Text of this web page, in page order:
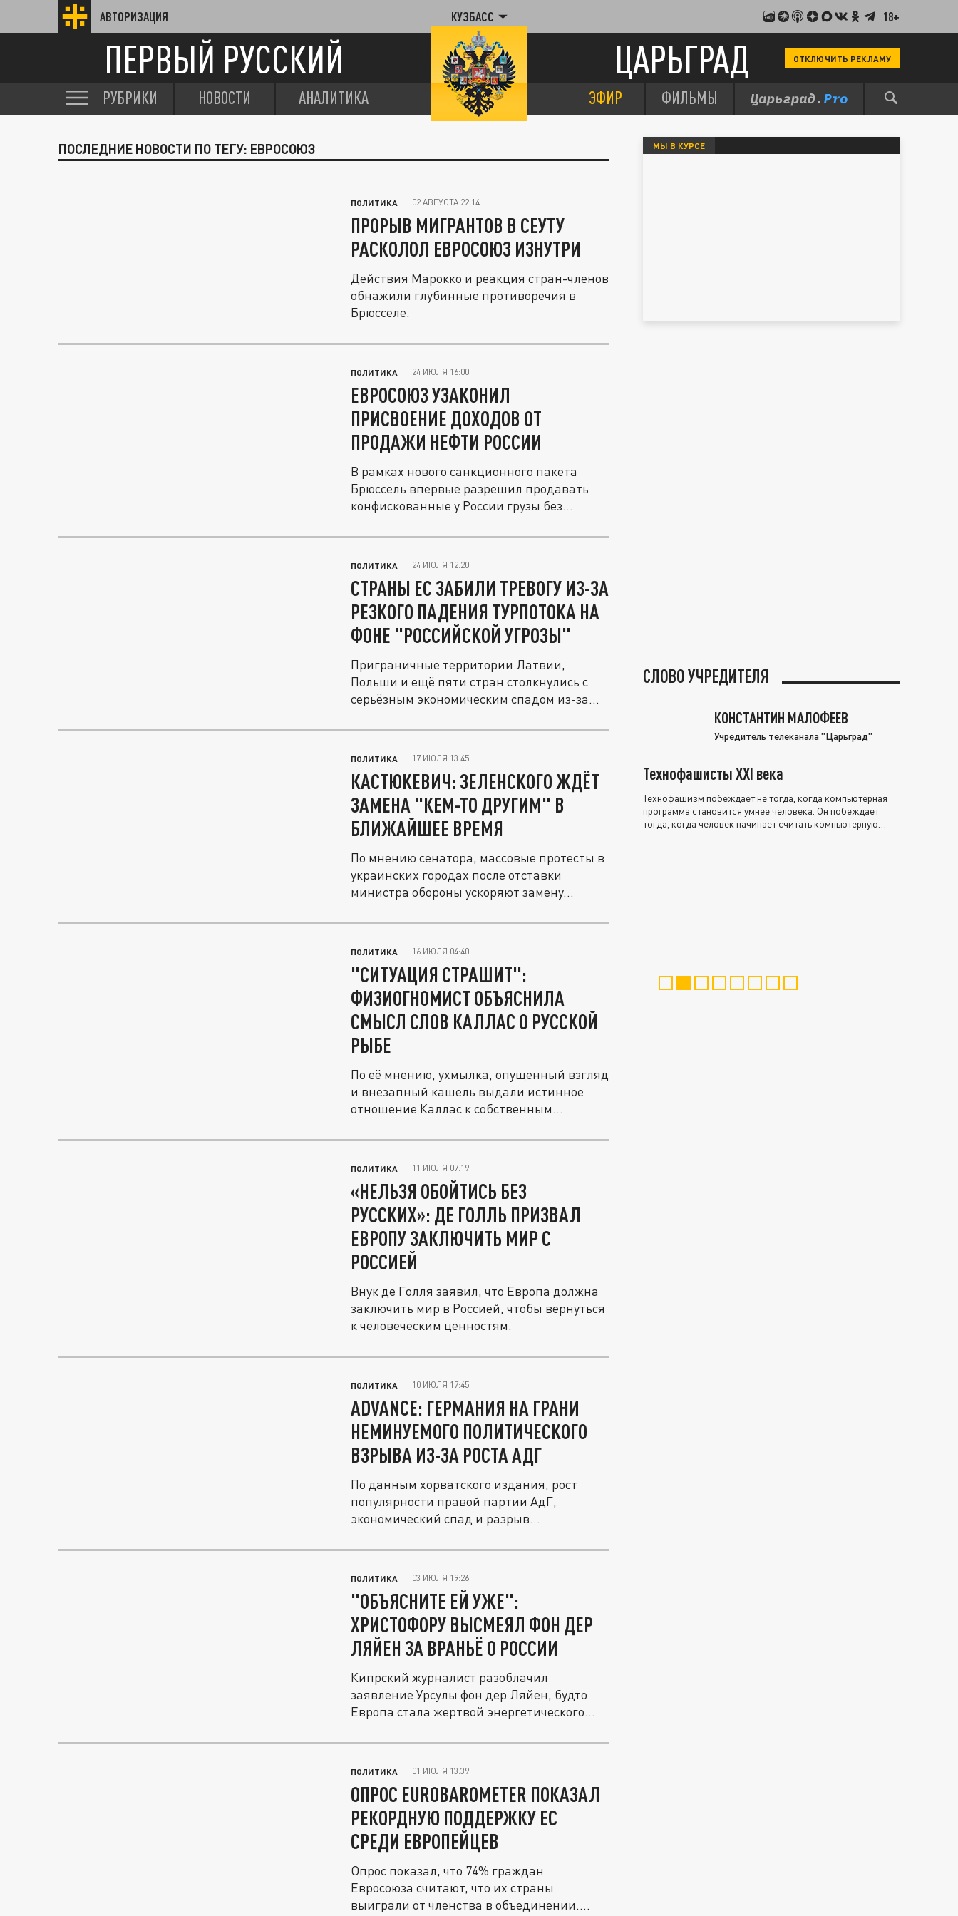
АВТОРИЗАЦИЯ КУЗБАСС 18+
ПЕРВЫЙ РУССКИЙ ЦАРЬГРАД ОТКЛЮЧИТЬ РЕКЛАМУ
РУБРИКИ НОВОСТИ АНАЛИТИКА ЭФИР ФИЛЬМЫ
ПОСЛЕДНИЕ НОВОСТИ ПО ТЕГУ: ЕВРОСОЮЗ
ПОЛИТИКА 02 АВГУСТА 22:14
ПРОРЫВ МИГРАНТОВ В СЕУТУ
РАСКОЛОЛ ЕВРОСОЮЗ ИЗНУТРИ
Действия Марокко и реакция стран-членов
обнажили глубинные противоречия в
Брюсселе.
ПОЛИТИКА 24 ИЮЛЯ 16:00
ЕВРОСОЮЗ УЗАКОНИЛ
ПРИСВОЕНИЕ ДОХОДОВ ОТ
ПРОДАЖИ НЕФТИ РОССИИ
В рамках нового санкционного пакета
Брюссель впервые разрешил продавать
конфискованные у России грузы без...
ПОЛИТИКА 24 ИЮЛЯ 12:20
СТРАНЫ ЕС ЗАБИЛИ ТРЕВОГУ ИЗ-ЗА
РЕЗКОГО ПАДЕНИЯ ТУРПОТОКА НА
ФОНЕ "РОССИЙСКОЙ УГРОЗЫ"
Приграничные территории Латвии,
Польши и ещё пяти стран столкнулись с
серьёзным экономическим спадом из-за...
ПОЛИТИКА 17 ИЮЛЯ 13:45
КАСТЮКЕВИЧ: ЗЕЛЕНСКОГО ЖДЁТ
ЗАМЕНА "КЕМ-ТО ДРУГИМ" В
БЛИЖАЙШЕЕ ВРЕМЯ
По мнению сенатора, массовые протесты в
украинских городах после отставки
министра обороны ускоряют замену...
ПОЛИТИКА 16 ИЮЛЯ 04:40
"СИТУАЦИЯ СТРАШИТ":
ФИЗИОГНОМИСТ ОБЪЯСНИЛА
СМЫСЛ СЛОВ КАЛЛАС О РУССКОЙ
РЫБЕ
По её мнению, ухмылка, опущенный взгляд
и внезапный кашель выдали истинное
отношение Каллас к собственным...
ПОЛИТИКА 11 ИЮЛЯ 07:19
«НЕЛЬЗЯ ОБОЙТИСЬ БЕЗ
РУССКИХ»: ДЕ ГОЛЛЬ ПРИЗВАЛ
ЕВРОПУ ЗАКЛЮЧИТЬ МИР С
РОССИЕЙ
Внук де Голля заявил, что Европа должна
заключить мир в Россией, чтобы вернуться
к человеческим ценностям.
ПОЛИТИКА 10 ИЮЛЯ 17:45
ADVANCE: ГЕРМАНИЯ НА ГРАНИ
НЕМИНУЕМОГО ПОЛИТИЧЕСКОГО
ВЗРЫВА ИЗ-ЗА РОСТА АДГ
По данным хорватского издания, рост
популярности правой партии АдГ,
экономический спад и разрыв
ПОЛИТИКА 03 ИЮЛЯ 19:26
"ОБЪЯСНИТЕ ЕЙ УЖЕ":
ХРИСТОФОРУ ВЫСМЕЯЛ ФОН ДЕР
ЛЯЙЕН ЗА ВРАНЬЁ О РОССИИ
Кипрский журналист разоблачил
заявление Урсулы фон дер Ляйен, будто
Европа стала жертвой энергетического...
ПОЛИТИКА 01 ИЮЛЯ 13:39
ОПРОС EUROBAROMETER ПОКАЗАЛ
РЕКОРДНУЮ ПОДДЕРЖКУ ЕС
СРЕДИ ЕВРОПЕЙЦЕВ
Опрос показал, что 74% граждан
Евросоюза считают, что их страны
выиграли от членства в объединении.
МЫ В КУРСЕ
СЛОВО УЧРЕДИТЕЛЯ
КОНСТАНТИН МАЛОФЕЕВ
Учредитель телеканала "Царьград"
Технофашисты XXI века
Технофашизм побеждает не тогда, когда компьютерная
программа становится умнее человека. Он побеждает
тогда, когда человек начинает считать компьютерную